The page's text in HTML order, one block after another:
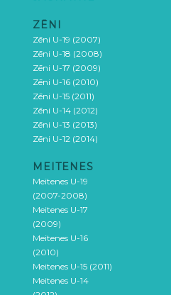
ZĒNI
Zēni U-19 (2007)
Zēni U-18 (2008)
Zēni U-17 (2009)
Zēni U-16 (2010)
Zēni U-15 (2011)
Zēni U-14 (2012)
Zēni U-13 (2013)
Zēni U-12 (2014)
MEITENES
Meitenes U-19
(2007-2008)
Meitenes U-17
(2009)
Meitenes U-16
(2010)
Meitenes U-15 (2011)
Meitenes U-14